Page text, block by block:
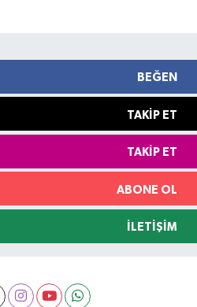
BEĞEN
TAKIP ET
TAKIP ET
ABONE OL
İLETIŞIM